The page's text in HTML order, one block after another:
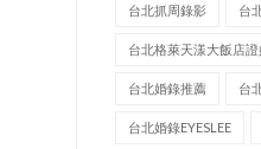
台北抓周錄影 台
台北格萊天漾大飯店證
台北婚錄推薦 台
台北婚錄EYESLEE